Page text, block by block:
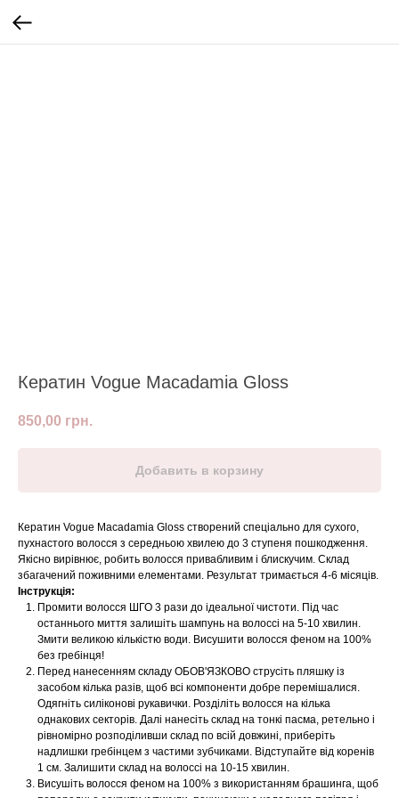
Кератин Vogue Macadamia Gloss
850,00 грн.
Добавить в корзину
Кератин Vogue Macadamia Gloss створений спеціально для сухого,
пухнастого волосся з середньою хвилею до 3 ступеня пошкодження.
Якісно вирівнює, робить волосся привабливим і блискучим. Склад
збагачений поживними елементами. Результат тримається 4-6 місяців.
Інструкція:
Промити волосся ШГО 3 рази до ідеальної чистоти. Під час
останнього миття залишіть шампунь на волоссі на 5-10 хвилин.
Змити великою кількістю води. Висушити волосся феном на 100%
без гребінця!
Перед нанесенням складу ОБОВ'ЯЗКОВО струсіть пляшку із
засобом кілька разів, щоб всі компоненти добре перемішалися.
Одягніть силіконові рукавички. Розділіть волосся на кілька
однакових секторів. Далі нанесіть склад на тонкі пасма, ретельно і
рівномірно розподіливши склад по всій довжині, приберіть
надлишки гребінцем з частими зубчиками. Відступайте від коренів
1 см. Залишити склад на волоссі на 10-15 хвилин.
Висушіть волосся феном на 100% з використанням брашинга, щоб